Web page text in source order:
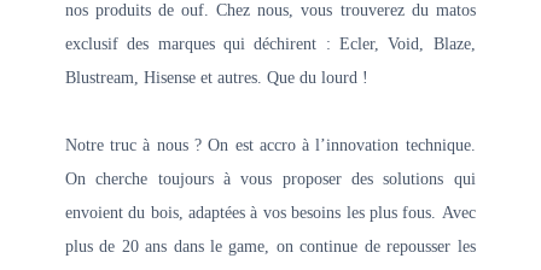
nos produits de ouf. Chez nous, vous trouverez du matos
exclusif des marques qui déchirent : Ecler, Void, Blaze,
Blustream, Hisense et autres. Que du lourd !
Notre truc à nous ? On est accro à l’innovation technique.
On cherche toujours à vous proposer des solutions qui
envoient du bois, adaptées à vos besoins les plus fous. Avec
plus de 20 ans dans le game, on continue de repousser les